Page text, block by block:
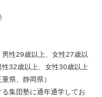
性29歳以上、女性27歳以
性32歳以上、女性30歳以上
県、静岡県）
集団塾に通年通学してお